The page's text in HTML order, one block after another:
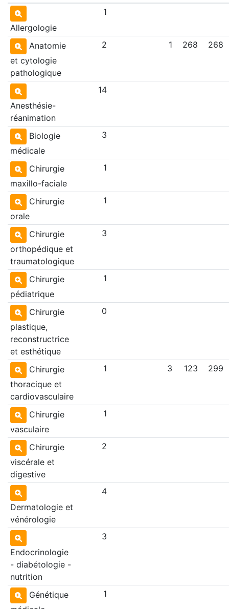
Allergologie
1
Anatomie
et cytologie
pathologique
2 1 268 268
Anesthésie-
réanimation
14
Biologie
médicale
3
Chirurgie
maxillo-faciale
1
Chirurgie
orale
1
Chirurgie
orthopédique et
traumatologique
3
Chirurgie
pédiatrique
1
Chirurgie
plastique,
reconstructrice
et esthétique
0
Chirurgie
thoracique et
cardiovasculaire
1 3 123 299
Chirurgie
vasculaire
1
Chirurgie
viscérale et
digestive
2
Dermatologie et
vénérologie
4
Endocrinologie
- diabétologie -
nutrition
3
Génétique
1